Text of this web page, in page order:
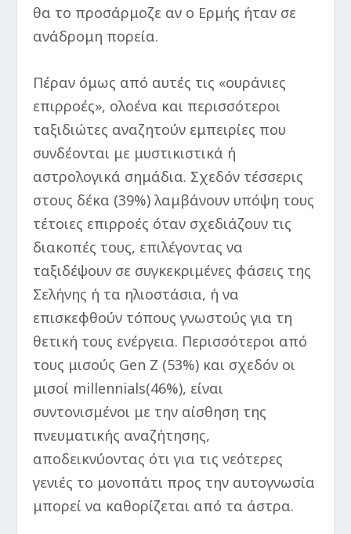
θα το προσάρμοζε αν ο Ερμής ήταν σε
ανάδρομη πορεία.
Πέραν όμως από αυτές τις «ουράνιες
επιρροές», ολοένα και περισσότεροι
ταξιδιώτες αναζητούν εμπειρίες που
συνδέονται με μυστικιστικά ή
αστρολογικά σημάδια. Σχεδόν τέσσερις
στους δέκα (39%) λαμβάνουν υπόψη τους
τέτοιες επιρροές όταν σχεδιάζουν τις
διακοπές τους, επιλέγοντας να
ταξιδέψουν σε συγκεκριμένες φάσεις της
Σελήνης ή τα ηλιοστάσια, ή να
επισκεφθούν τόπους γνωστούς για τη
θετική τους ενέργεια. Περισσότεροι από
τους μισούς Gen Z (53%) και σχεδόν οι
μισοί millennials(46%), είναι
συντονισμένοι με την αίσθηση της
πνευματικής αναζήτησης,
αποδεικνύοντας ότι για τις νεότερες
γενιές το μονοπάτι προς την αυτογνωσία
μπορεί να καθορίζεται από τα άστρα.